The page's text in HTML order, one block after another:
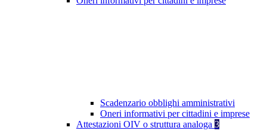
Scadenzario obblighi amministrativi
Oneri informativi per cittadini e imprese
Attestazioni OIV o struttura analoga 3